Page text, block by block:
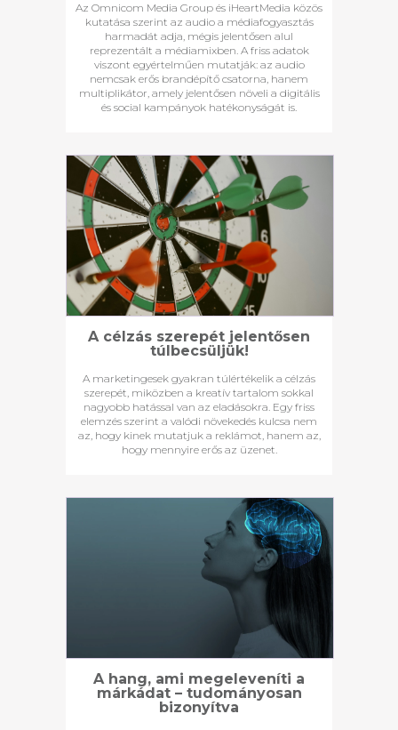
Az Omnicom Media Group és iHeartMedia közös
kutatása szerint az audio a médiafogyasztás
harmadát adja, mégis jelentősen alul
reprezentált a médiamixben. A friss adatok
viszont egyértelműen mutatják: az audio
nemcsak erős brandépítő csatorna, hanem
multiplikátor, amely jelentősen növeli a digitális
és social kampányok hatékonyságát is.
A célzás szerepét jelentősen
túlbecsüljük!
A marketingesek gyakran túlértékelik a célzás
szerepét, miközben a kreatív tartalom sokkal
nagyobb hatással van az eladásokra. Egy friss
elemzés szerint a valódi növekedés kulcsa nem
az, hogy kinek mutatjuk a reklámot, hanem az,
hogy mennyire erős az üzenet.
A hang, ami megeleveníti a
márkádat – tudományosan
bizonyítva